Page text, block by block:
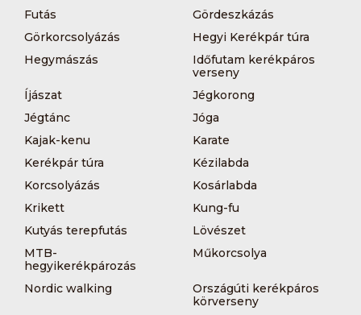
Futás
Gördeszkázás
Görkorcsolyázás
Hegyi Kerékpár túra
Hegymászás
Időfutam kerékpáros
verseny
Íjászat
Jégkorong
Jégtánc
Jóga
Kajak-kenu
Karate
Kerékpár túra
Kézilabda
Korcsolyázás
Kosárlabda
Krikett
Kung-fu
Kutyás terepfutás
Lövészet
MTB-
hegyikerékpározás
Műkorcsolya
Nordic walking
Országúti kerékpáros
körverseny